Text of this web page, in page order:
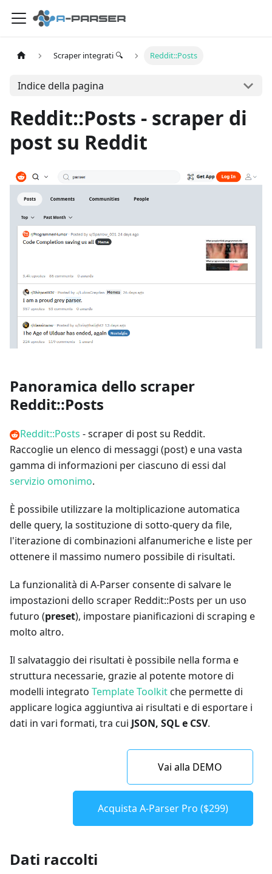
Scraper integrati 🔍 Reddit::Posts
Indice della pagina
Reddit::Posts - scraper di
post su Reddit
Panoramica dello scraper
Reddit::Posts
Reddit::Posts - scraper di post su Reddit.
Raccoglie un elenco di messaggi (post) e una vasta
gamma di informazioni per ciascuno di essi dal
servizio omonimo.
È possibile utilizzare la moltiplicazione automatica
delle query, la sostituzione di sotto-query da file,
l'iterazione di combinazioni alfanumeriche e liste per
ottenere il massimo numero possibile di risultati.
La funzionalità di A-Parser consente di salvare le
impostazioni dello scraper Reddit::Posts per un uso
futuro (preset), impostare pianificazioni di scraping e
molto altro.
Il salvataggio dei risultati è possibile nella forma e
struttura necessarie, grazie al potente motore di
modelli integrato Template Toolkitche permette di
applicare logica aggiuntiva ai risultati e di esportare i
dati in vari formati, tra cui JSON, SQL e CSV.
Vai alla DEMO
Acquista A-Parser Pro ($299)
Dati raccolti